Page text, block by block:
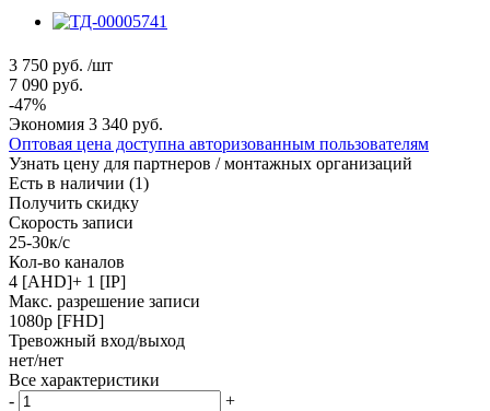
3 750 руб. /шт
7 090 руб.
-47%
Экономия 3 340 руб.
Оптовая цена доступна авторизованным пользователям
Узнать цену для партнеров / монтажных организаций
Есть в наличии (1)
Получить скидку
Скорость записи
25-30к/с
Кол-во каналов
4 [AHD]+ 1 [IP]
Макс. разрешение записи
1080p [FHD]
Тревожный вход/выход
нет/нет
Все характеристики
-
+